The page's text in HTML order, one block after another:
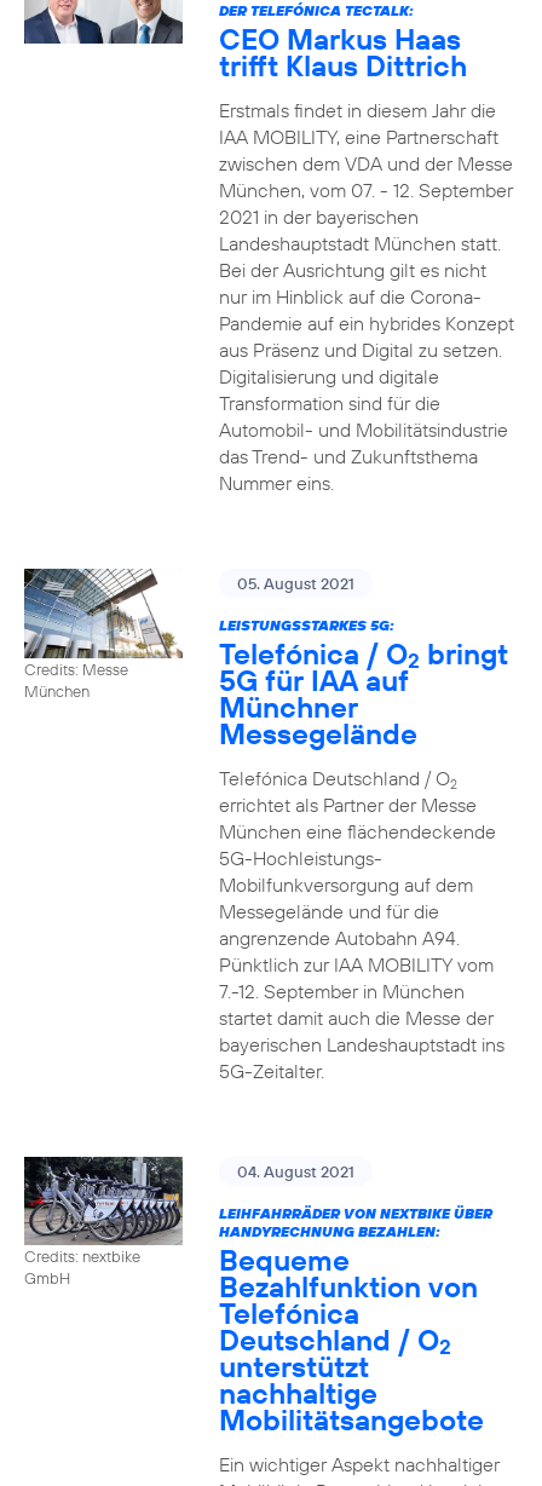
DER TELEFÓNICA TECTALK:
CEO Markus Haas
trifft Klaus Dittrich
Erstmals findet in diesem Jahr die
IAA MOBILITY, eine Partnerschaft
zwischen dem VDA und der Messe
München, vom 07. - 12. September
2021 in der bayerischen
Landeshauptstadt München statt.
Bei der Ausrichtung gilt es nicht
nur im Hinblick auf die Corona-
Pandemie auf ein hybrides Konzept
aus Präsenz und Digital zu setzen.
Digitalisierung und digitale
Transformation sind für die
Automobil- und Mobilitätsindustrie
das Trend- und Zukunftsthema
Nummer eins.
Credits: Messe
München
05. August 2021
LEISTUNGSSTARKES 5G:
Telefónica / O2 bringt
5G für IAA auf
Münchner
Messegelände
Telefónica Deutschland / O2
errichtet als Partner der Messe
München eine flächendeckende
5G-Hochleistungs-
Mobilfunkversorgung auf dem
Messegelände und für die
angrenzende Autobahn A94.
Pünktlich zur IAA MOBILITY vom
7.-12. September in München
startet damit auch die Messe der
bayerischen Landeshauptstadt ins
5G-Zeitalter.
Credits: nextbike
GmbH
04. August 2021
LEIHFAHRRÄDER VON NEXTBIKE ÜBER
HANDYRECHNUNG BEZAHLEN:
Bequeme
Bezahlfunktion von
Telefónica
Deutschland / O2
unterstützt
nachhaltige
Mobilitätsangebote
Ein wichtiger Aspekt nachhaltiger